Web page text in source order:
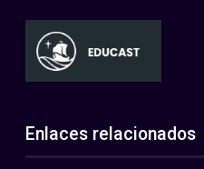
Enlaces relacionados